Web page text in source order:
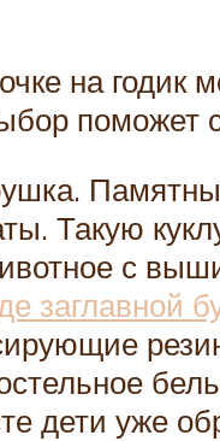
на годик
поможет
Такую
с
заглавной
дети уже